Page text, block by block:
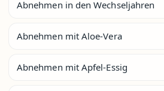
Abnehmen in den Wechseljahren
Abnehmen mit Aloe-Vera
Abnehmen mit Apfel-Essig